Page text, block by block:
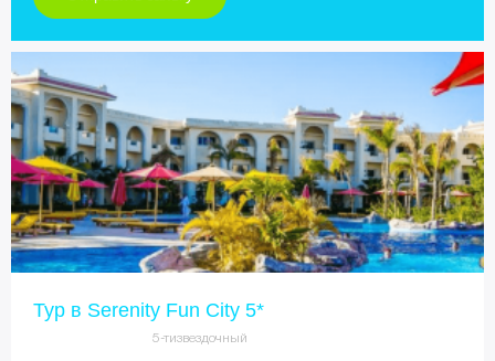
Тур в Serenity Fun City 5*
5-тизвездочный